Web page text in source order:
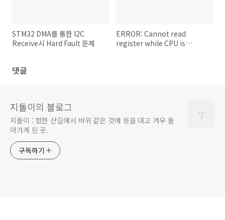
STM32 DMA를 통한 I2C
Receive시 Hard Fault 문제
ERROR: Cannot read
register while CPU is
댓글
지돌이의 블로그
지돌이 : 험한 산길에서 바위 같은 것에 등을 대고 겨우 돌
아가게 된 곳.
구독하기